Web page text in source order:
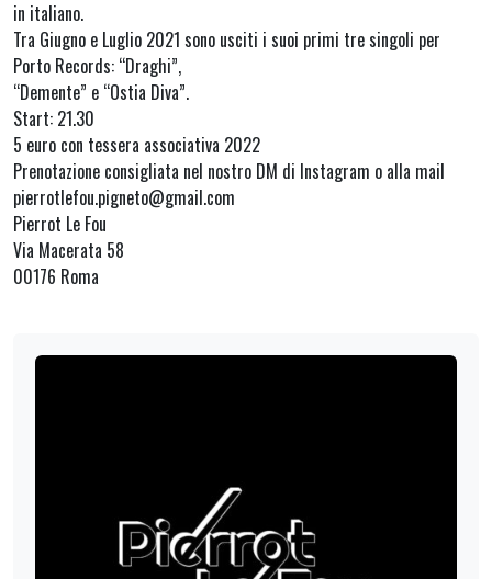
in italiano.
Tra Giugno e Luglio 2021 sono usciti i suoi primi tre singoli per
Porto Records: “Draghi”,
“Demente” e “Ostia Diva”.
Start: 21.30
5 euro con tessera associativa 2022
Prenotazione consigliata nel nostro DM di Instagram o alla mail
pierrotlefou.pigneto@gmail.com
Pierrot Le Fou
Via Macerata 58
00176 Roma